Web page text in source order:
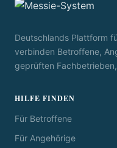
Deutschlands Plattform
verbinden Betroffene,
geprüften
HILFE FINDEN
Für Betroffene
Für Angehörige